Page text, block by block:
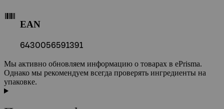
EAN
6430056591391
Мы активно обновляем информацию о товарах в ePrisma.
Однако мы рекомендуем всегда проверять ингредиенты на
упаковке.